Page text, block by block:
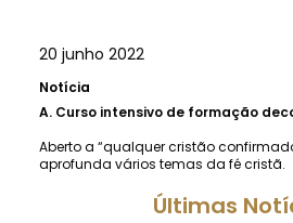
20 junho 2022
Notícia
A. Curso intensivo de formação
Aberto a “qualquer cristão
aprofunda vários temas da fé cristã.
Últimas